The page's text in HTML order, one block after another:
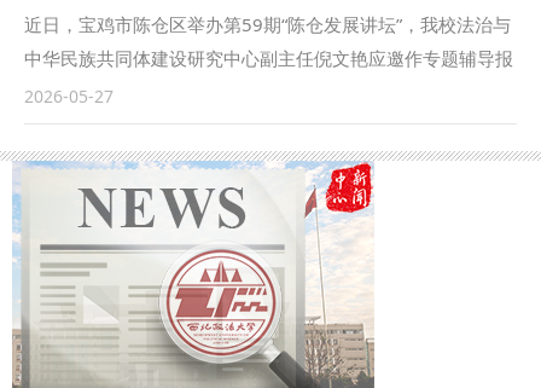
欣辰 审核：秦音）
司法局党组书记、局长王昕介绍了法治铜川建设情况。 赵万
东对铜川市委、市政府长期以来给予学校发展的关心和支持表
示感谢。他表示，学校将充分发挥学科与人才优势，围绕打造
红色法治文化品牌、做好产业转型法治保障、推进法治化营商
环境建设、提升基层社会治理水平、加强干部教育培训等方
面，全面深化校地合作，在服务法治铜川、平安铜川建设中，
提升学校人才培养、科学研究、学科建设和社会服务水平，推
动学校事业高质量发展。 刘丽对我校在服务地方法治建设、
基层社会治理、干部教育培训等方面给予的大力支持表示感
谢。她表示，铜川与我校渊源深厚、情谊绵长，长期保持着密
切的合作交流。当前，铜川正处在建设西部产业转型升级示范
近日，宝鸡市陈仓区举办第59期“陈仓发展讲坛”，我校法治与
中华民族共同体建设研究中心副主任倪文艳应邀作专题辅导报
告。陈仓区政府副区长张继军主持报告会，全体在家区级领
导，区级各部门主要负责人，各镇（街）党（工）委书记、统
战委员、民族宗教工作分管领导130余人参加活动。 倪文艳以
学习贯彻《民族团结进步促进法》，推进中华民族共同体建设
为主题作专题辅导。讲座紧密结合新时代党的民族工作新形
势，深入阐释法律立法背景、立法需求与立法过程，逐条细致
解读《民族团结进步促进法》条文内容，精准讲解法律实施重
点难点问题，兼具理论高度与实践指导性。 会后，区委副书
记、区长马小锋，张继军就全区深入学习贯彻《民族团结进步
2026-05-27